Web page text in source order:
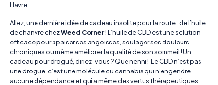
Havre.
Allez, une dernière idée de cadeau insolite pour la route : de l’huile
de chanvre chezWeed Corner! L’huile de CBD est une solution
efficace pour apaiser ses angoisses, soulager ses douleurs
chroniques ou même améliorer la qualité de son sommeil ! Un
cadeau pour drogué, diriez-vous ? Que nenni ! Le CBD n’est pas
une drogue, c’est une molécule du cannabis qui n’engendre
aucune dépendance et qui a même des vertus thérapeutiques.